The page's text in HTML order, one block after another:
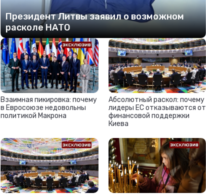
Президент Литвы заявил о возможном
расколе НАТО
Взаимная пикировка: почему
в Евросоюзе недовольны
политикой Макрона
Абсолютный раскол: почему
лидеры ЕС отказываются от
финансовой поддержки
Киева